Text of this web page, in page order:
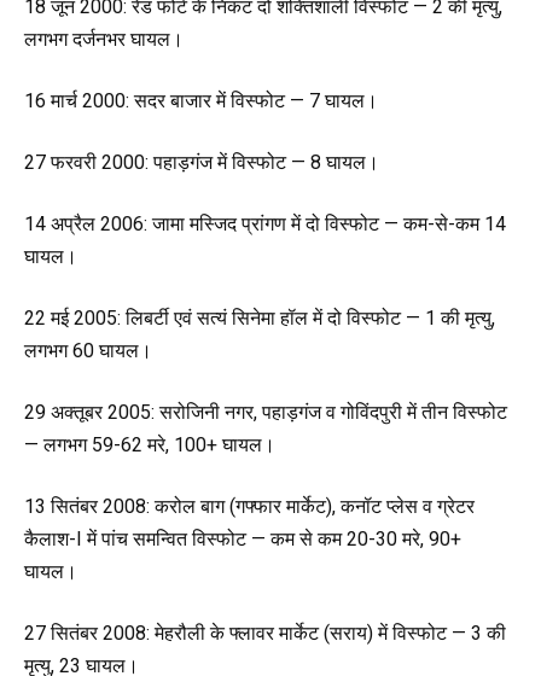
18 जून 2000: रेड फोर्ट के निकट दो शक्तिशाली विस्फोट — 2 की मृत्यु,
लगभग दर्जनभर घायल।
16 मार्च 2000: सदर बाजार में विस्फोट — 7 घायल।
27 फरवरी 2000: पहाड़गंज में विस्फोट — 8 घायल।
14 अप्रैल 2006: जामा मस्जिद प्रांगण में दो विस्फोट — कम-से-कम 14
घायल।
22 मई 2005: लिबर्टी एवं सत्यं सिनेमा हॉल में दो विस्फोट — 1 की मृत्यु,
लगभग 60 घायल।
29 अक्तूबर 2005: सरोजिनी नगर, पहाड़गंज व गोविंदपुरी में तीन विस्फोट
— लगभग 59-62 मरे, 100+ घायल।
13 सितंबर 2008: करोल बाग (गफ्फार मार्केट), कनॉट प्लेस व ग्रेटर
कैलाश-I में पांच समन्वित विस्फोट — कम से कम 20-30 मरे, 90+
घायल।
27 सितंबर 2008: मेहरौली के फ्लावर मार्केट (सराय) में विस्फोट — 3 की
मृत्यु, 23 घायल।